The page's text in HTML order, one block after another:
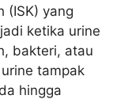
(ISK) yang
ketika urine
bakteri, atau
tampak
hingga